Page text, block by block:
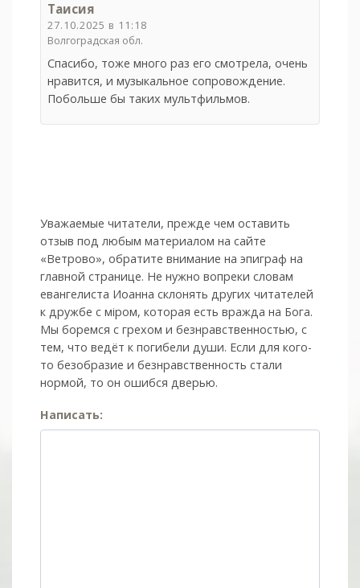
Таисия
27.10.2025 в 11:18
Волгоградская обл.
Спасибо, тоже много раз его смотрела, очень
нравится, и музыкальное сопровождение.
Побольше бы таких мультфильмов.
Уважаемые читатели, прежде чем оставить
отзыв под любым материалом на сайте
«Ветрово», обратите внимание на эпиграф на
главной странице. Не нужно вопреки словам
евангелиста Иоанна склонять других читателей
к дружбе с мiром, которая есть вражда на Бога.
Мы боремся с грехом и без­нрав­ствен­ностью, с
тем, что ведёт к погибели души. Если для кого-
то безобразие и безнравственность стали
нормой, то он ошибся дверью.
Написать: